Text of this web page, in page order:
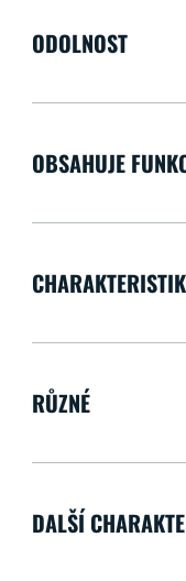
ODOLNOST
OBSAHUJE
RŮZNÉ
DALŠÍ